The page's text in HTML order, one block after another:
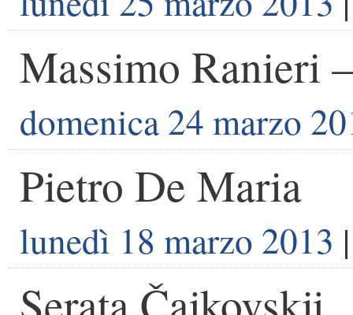
Massimo Ranieri
domenica 24 marzo
Pietro De Maria
lunedì 18 marzo 2013